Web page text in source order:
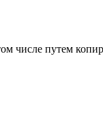
числе путем